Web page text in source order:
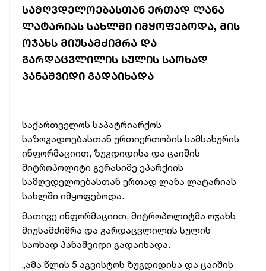
ᲡᲐᲛᲦᲕᲓᲔᲚᲝᲔᲑᲐᲡᲗᲐᲜ ᲔᲠᲗᲐᲓ ᲚᲐᲜᲐ
ᲚᲐᲢᲐᲠᲘᲐᲡ ᲡᲐᲮᲚᲨᲘ ᲘᲛᲧᲝᲤᲔᲑᲝᲓᲐ, ᲛᲘᲡ
ᲝᲯᲐᲮᲡ ᲛᲘᲣᲡᲐᲛᲫᲘᲛᲠᲐ ᲓᲐ
ᲒᲐᲠᲓᲐᲪᲕᲚᲘᲚᲘᲡ ᲡᲣᲚᲘᲡ ᲡᲐᲝᲮᲐᲓ
ᲞᲐᲜᲐᲨᲕᲘᲓᲘ ᲒᲐᲓᲐᲘᲮᲐᲓᲐ
საქართველოს საპატრიარქოს
საზოგადოებასთან ურთიერთობის სამსახურის
ინფორმაციით, ზუგდიდისა და ცაიშის
მიტროპოლიტი გერასიმე ეპარქიის
სამღვდელოებასთან ერთად ლანა ლატარიას
სახლში იმყოფებოდა.
მათივე ინფორმაციით, მიტროპოლიტმა ოჯახს
მიუსამძიმრა და გარდაცვლილის სულის
საოხად პანაშვიდი გადაიხადა.
„ამა წლის 5 აგვისტოს ზუგდიდისა და ცაიშის